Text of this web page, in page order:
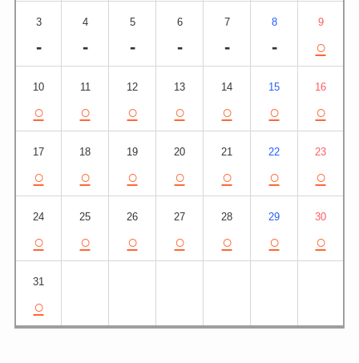
3
-
4
-
5
-
6
-
7
-
8
-
9
○
10
○
11
○
12
○
13
○
14
○
15
○
16
○
17
○
18
○
19
○
20
○
21
○
22
○
23
○
24
○
25
○
26
○
27
○
28
○
29
○
30
○
31
○